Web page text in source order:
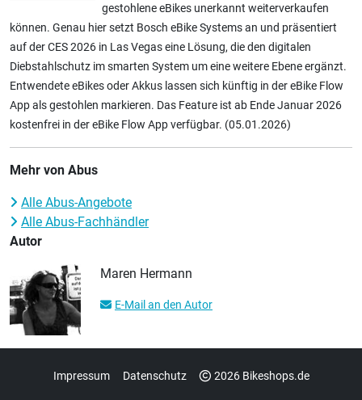
gestohlene eBikes unerkannt weiterverkaufen
können. Genau hier setzt Bosch eBike Systems an und präsentiert
auf der CES 2026 in Las Vegas eine Lösung, die den digitalen
Diebstahlschutz im smarten System um eine weitere Ebene ergänzt.
Entwendete eBikes oder Akkus lassen sich künftig in der eBike Flow
App als gestohlen markieren. Das Feature ist ab Ende Januar 2026
kostenfrei in der eBike Flow App verfügbar. (05.01.2026)
Mehr von Abus
Alle Abus-Angebote
Alle Abus-Fachhändler
Autor
Maren Hermann
E-Mail an den Autor
Impressum Datenschutz 2026 Bikeshops.de